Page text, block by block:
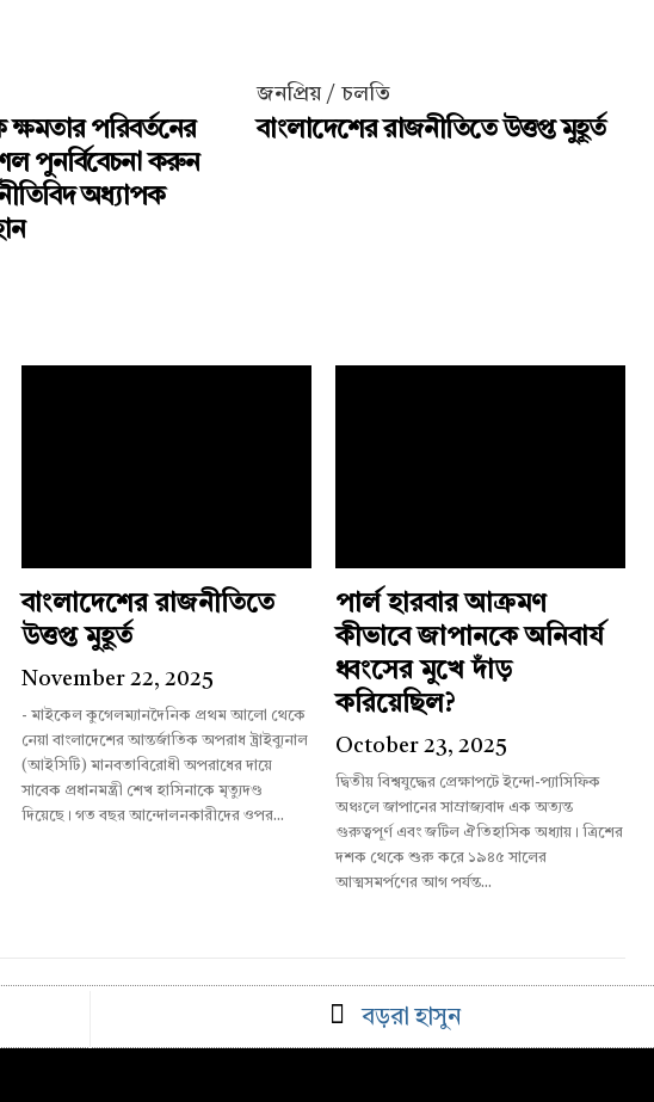
ক্ষমতার পরিবর্তনের
পুনর্বিবেচনা করুন
অধ্যাপক
জনপ্রিয় / চলতি
বাংলাদেশের রাজনীতিতে উত্তপ্ত মুহূর্ত
বাংলাদেশের রাজনীতিতে
উত্তপ্ত মুহূর্ত
November 22, 2025
- মাইকেল কুগেলম্যানদৈনিক প্রথম আলো থেকে
নেয়া বাংলাদেশের আন্তর্জাতিক অপরাধ ট্রাইব্যুনাল
(আইসিটি) মানবতাবিরোধী অপরাধের দায়ে
সাবেক প্রধানমন্ত্রী শেখ হাসিনাকে মৃত্যুদণ্ড
দিয়েছে। গত বছর আন্দোলনকারীদের ওপর...
পার্ল হারবার আক্রমণ
কীভাবে জাপানকে অনিবার্য
ধ্বংসের মুখে দাঁড়
করিয়েছিল?
October 23, 2025
দ্বিতীয় বিশ্বযুদ্ধের প্রেক্ষাপটে ইন্দো-প্যাসিফিক
অঞ্চলে জাপানের সাম্রাজ্যবাদ এক অত্যন্ত
গুরুত্বপূর্ণ এবং জটিল ঐতিহাসিক অধ্যায়। ত্রিশের
দশক থেকে শুরু করে ১৯৪৫ সালের
আত্মসমর্পণের আগ পর্যন্ত...
বড়রা হাসুন